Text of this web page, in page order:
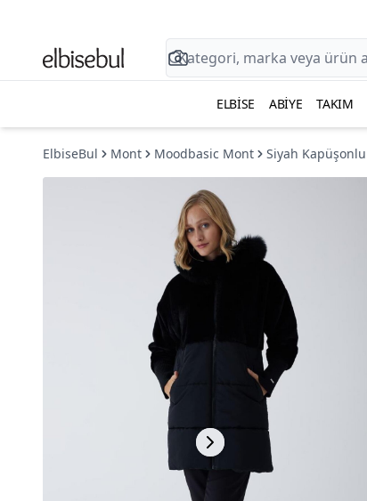
ELBISE ABIYE TAKIM
ElbiseBul Mont Moodbasic Mont
Siyah